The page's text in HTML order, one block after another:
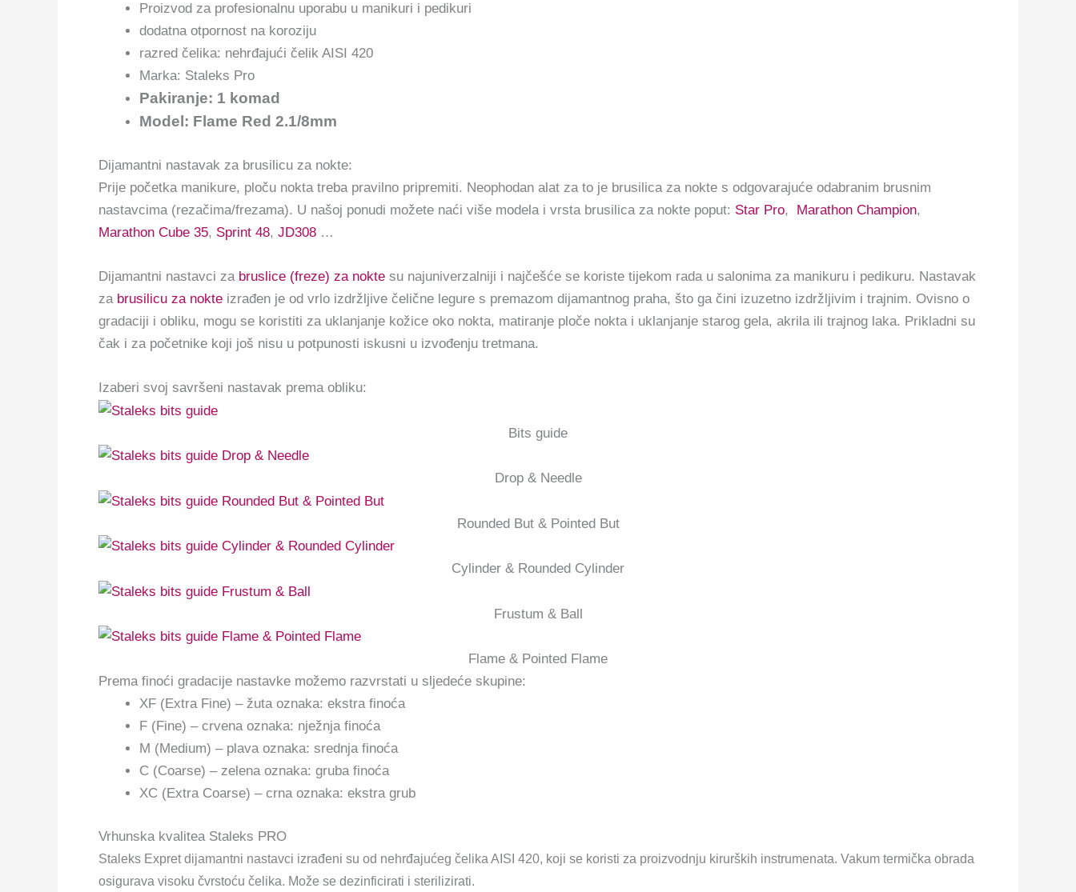
Proizvod za profesionalnu uporabu u manikuri i pedikuri
dodatna otpornost na koroziju
razred čelika: nehrđajući čelik AISI 420
Marka: Staleks Pro
Pakiranje: 1 komad
Model: Flame Red 2.1/8mm
Dijamantni nastavak za brusilicu za nokte:
Prije početka manikure, ploču nokta treba pravilno pripremiti. Neophodan alat za to je brusilica za nokte s odgovarajuće odabranim brusnim
nastavcima (rezačima/frezama). U našoj ponudi možete naći više modela i vrsta brusilica za nokte poput: Star Pro, Marathon Champion,
Marathon Cube 35, Sprint 48, JD308 …
Dijamantni nastavci za bruslice (freze) za nokte su najuniverzalniji i najčešće se koriste tijekom rada u salonima za manikuru i pedikuru. Nastavak
za brusilicu za nokte izrađen je od vrlo izdržljive čelične legure s premazom dijamantnog praha, što ga čini izuzetno izdržljivim i trajnim. Ovisno o
gradaciji i obliku, mogu se koristiti za uklanjanje kožice oko nokta, matiranje ploče nokta i uklanjanje starog gela, akrila ili trajnog laka. Prikladni su
čak i za početnike koji još nisu u potpunosti iskusni u izvođenju tretmana.
Izaberi svoj savršeni nastavak prema obliku:
Bits guide
Drop & Needle
Rounded But & Pointed But
Cylinder & Rounded Cylinder
Frustum & Ball
Flame & Pointed Flame
Prema finoći gradacije nastavke možemo razvrstati u sljedeće skupine:
XF (Extra Fine) – žuta oznaka: ekstra finoća
F (Fine) – crvena oznaka: nježnja finoća
M (Medium) – plava oznaka: srednja finoća
C (Coarse) – zelena oznaka: gruba finoća
XC (Extra Coarse) – crna oznaka: ekstra grub
Vrhunska kvalitea Staleks PRO
Staleks Expret dijamantni nastavci izrađeni su od nehrđajućeg čelika AISI 420, koji se koristi za proizvodnju kirurških instrumenata. Vakum termička obrada
osigurava visoku čvrstoću čelika. Može se dezinficirati i sterilizirati.